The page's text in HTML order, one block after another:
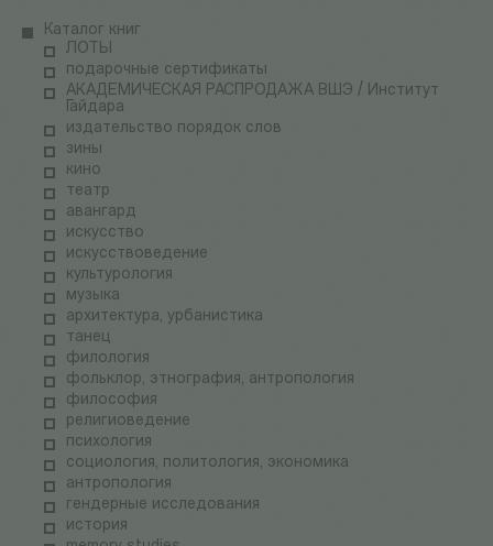
Каталог книг
ЛОТЫ
подарочные сертификаты
АКАДЕМИЧЕСКАЯ РАСПРОДАЖА ВШЭ / Институт
Гайдара
издательство порядок слов
зины
кино
театр
авангард
искусство
искусствоведение
культурология
музыка
архитектура, урбанистика
танец
филология
фольклор, этнография, антропология
философия
религиоведение
психология
социология, политология, экономика
антропология
гендерные исследования
история